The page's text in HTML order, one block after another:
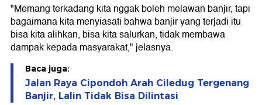
"Memang terkadang kita nggak boleh melawan banjir, tapi
bagaimana kita menyiasati bahwa banjir yang terjadi itu
bisa kita alihkan, bisa kita salurkan, tidak membawa
dampak kepada masyarakat," jelasnya.
Baca juga:
Jalan Raya Cipondoh Arah Ciledug Tergenang
Banjir, Lalin Tidak Bisa Dilintasi